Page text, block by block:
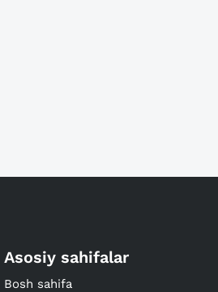
Asosiy sahifalar
Bosh sahifa